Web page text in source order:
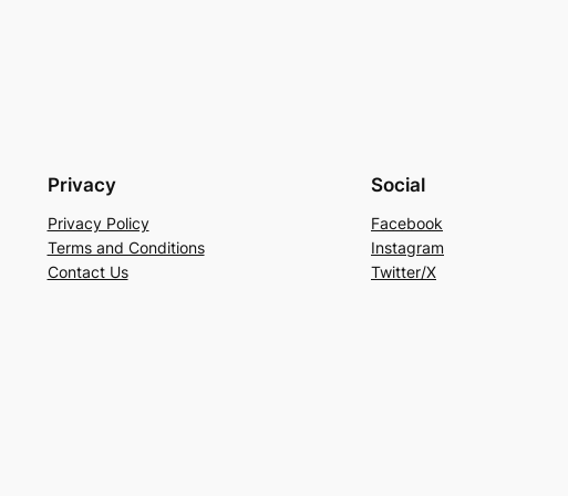
Privacy
Privacy Policy
Terms and Conditions
Contact Us
Social
Facebook
Instagram
Twitter/X